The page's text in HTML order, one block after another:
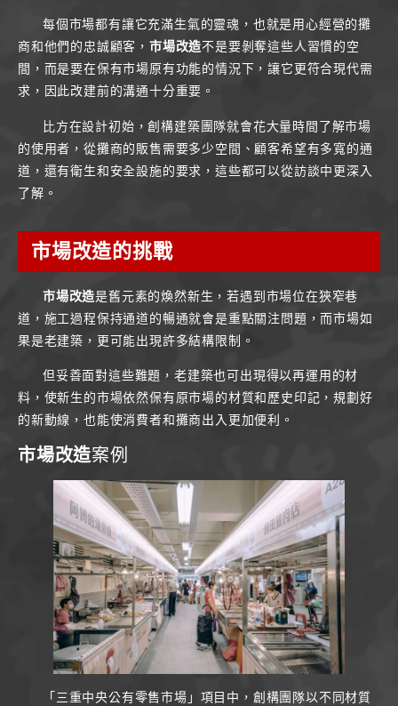
每個市場都有讓它充滿生氣的靈魂，也就是用心經營的攤
商和他們的忠誠顧客，市場改造不是要剝奪這些人習慣的空
間，而是要在保有市場原有功能的情況下，讓它更符合現代需
求，因此改建前的溝通十分重要。
比方在設計初始，創構建築團隊就會花大量時間了解市場
的使用者，從攤商的販售需要多少空間、顧客希望有多寬的通
道，還有衛生和安全設施的要求，這些都可以從訪談中更深入
了解。
市場改造的挑戰
市場改造是舊元素的煥然新生，若遇到市場位在狹窄巷
道，施工過程保持通道的暢通就會是重點關注問題，而市場如
果是老建築，更可能出現許多結構限制。
但妥善面對這些難題，老建築也可出現得以再運用的材
料，使新生的市場依然保有原市場的材質和歷史印記，規劃好
的新動線，也能使消費者和攤商出入更加便利。
市場改造案例
「三重中央公有零售市場」項目中，創構團隊以不同材質